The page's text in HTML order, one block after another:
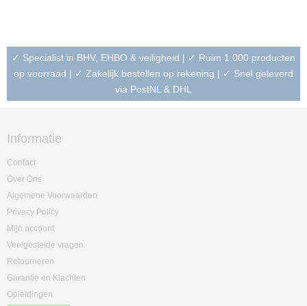
✓ Specialist in BHV, EHBO & veiligheid | ✓ Ruim 1.000 producten
op voorraad | ✓ Zakelijk bestellen op rekening | ✓ Snel geleverd
via PostNL & DHL
Informatie
Contact
Over Ons
Algemene Voorwaarden
Privacy Policy
Mijn account
Veelgestelde vragen
Retourneren
Garantie en Klachten
Opleidingen